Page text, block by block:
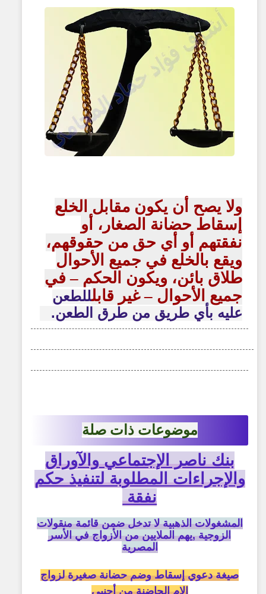
ولا يصح أن يكون مقابل الخلع
إسقاط حضانة الصغار، أو
نفقتهم أو أي حق من حقوقهم،
ويقع بالخلع في جميع الأحوال
طلاق بائن، ويكون الحكم – في
جميع الأحوال – غير قابلللطعن
عليه بأي طريق من طرق الطعن.
موضوعات ذات صلة
بنك ناصر الإجتماعي والآوراق
والإجراءات المطلوبة لتنفيذ حكم
نفقة
المشغولات الذهبية لا تدخل ضمن قائمة منقولات
الزوجية ,يهم الملايين من الأزواج في الأسر
المصرية
صيغة دعوي إسقاط وضم حضانة صغيرة لزواج
الام الحاضنة من أجنبي